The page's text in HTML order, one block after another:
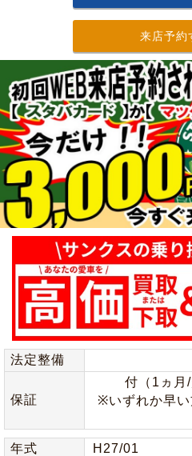
来店予約
法定整備
保証
付（1ヵ月
※いずれか早
年式
H27/01